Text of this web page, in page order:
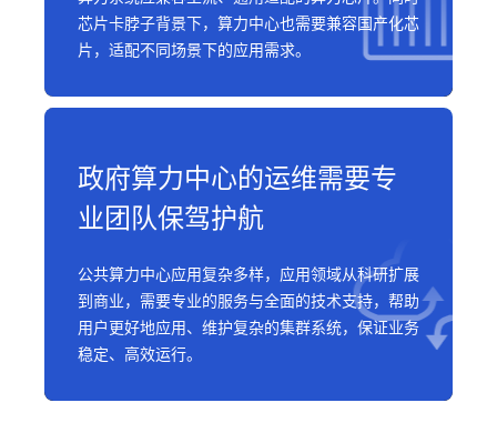
芯片卡脖子背景下，算力中心也需要兼容国产化芯
片，适配不同场景下的应用需求。
政府算力中心的运维需要专
业团队保驾护航
公共算力中心应用复杂多样，应用领域从科研扩展
到商业，需要专业的服务与全面的技术支持，帮助
用户更好地应用、维护复杂的集群系统，保证业务
稳定、高效运行。